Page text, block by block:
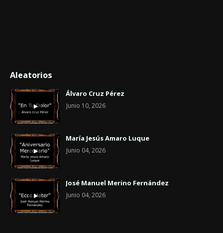
Aleatorios
Álvaro Cruz Pérez
Junio 10, 2026
María Jesús Amaro Luque
Junio 04, 2026
José Manuel Merino Fernández
Junio 04, 2026